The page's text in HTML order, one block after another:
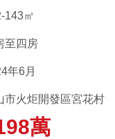
143㎡
至四房
年6月
市火炬開發區宮花村
萬